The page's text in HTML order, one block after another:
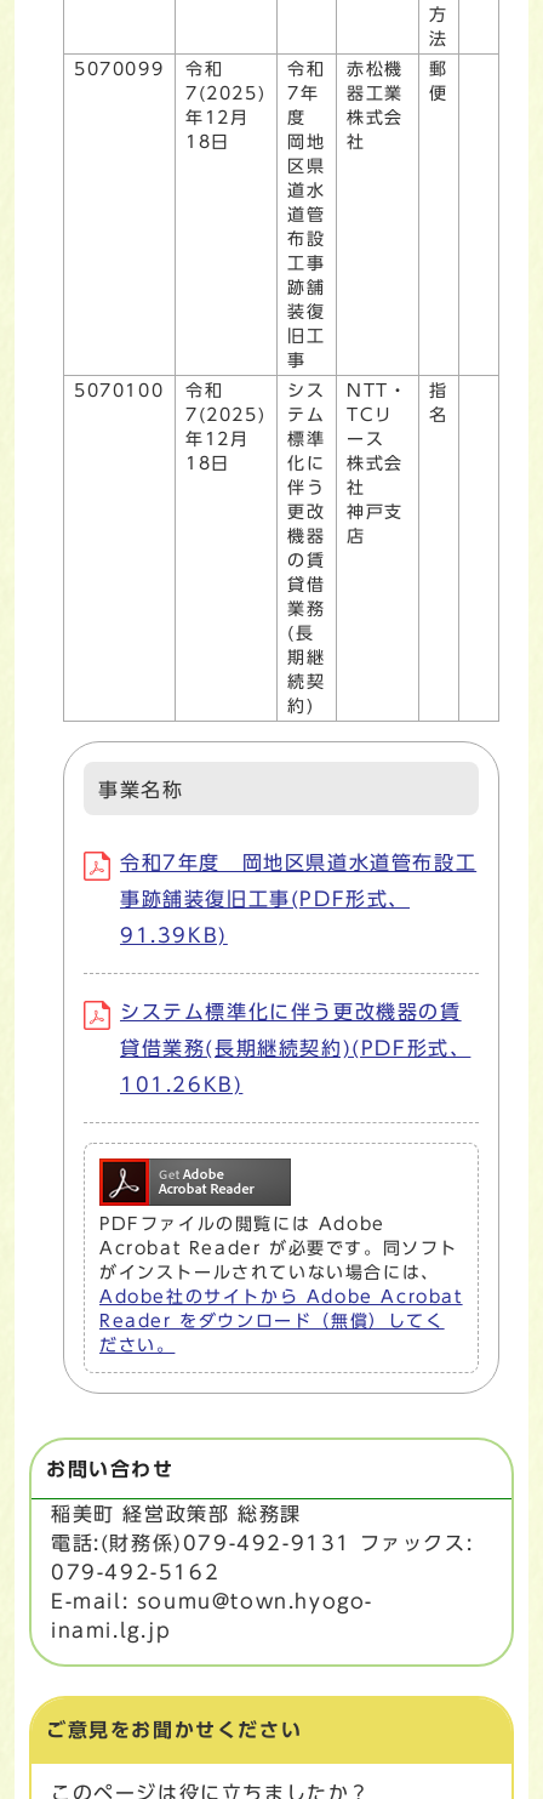
方
法
5070099
令和
7(2025)
年12月
18日
令和
7年
度
岡地
区県
道水
道管
布設
工事
跡舗
装復
旧工
事
赤松機
器工業
株式会
社
郵
便
5070100
令和
7(2025)
年12月
18日
シス
テム
標準
化に
伴う
更改
機器
の賃
貸借
業務
(長
期継
続契
約)
NTT・
TCリ
ース
株式会
社
神戸支
店
指
名
事業名称
令和7年度 岡地区県道水道管布設工
事跡舗装復旧工事(PDF形式、
91.39KB)
システム標準化に伴う更改機器の賃
貸借業務(長期継続契約)(PDF形式、
101.26KB)
PDFファイルの閲覧には Adobe
Acrobat Reader が必要です。同ソフト
がインストールされていない場合には、
Adobe社のサイトから Adobe Acrobat
Reader をダウンロード（無償）してく
ださい。
お問い合わせ
稲美町 経営政策部 総務課
電話:(財務係)079-492-9131 ファックス:
079-492-5162
E-mail: soumu@town.hyogo-
inami.lg.jp
ご意見をお聞かせください
このページは役に立ちましたか？